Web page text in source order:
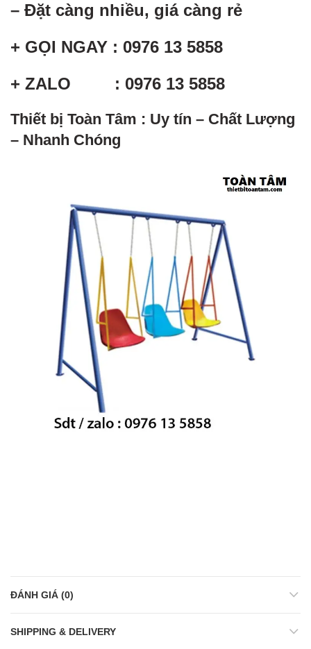
– Đặt càng nhiều, giá càng rẻ
+ GỌI NGAY : 0976 13 5858
+ ZALO : 0976 13 5858
Thiết bị Toàn Tâm : Uy tín – Chất Lượng
– Nhanh Chóng
ĐÁNH GIÁ (0)
SHIPPING & DELIVERY